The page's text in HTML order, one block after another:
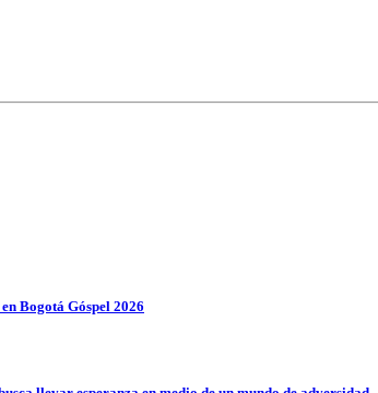
Bogotá Góspel 2026